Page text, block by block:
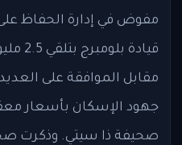
مفوض في إدارة الحفاظ
مقابل الموافقة على
جهود الإسكان بأسعار
صحيفة ذا سيتي. وذكرت